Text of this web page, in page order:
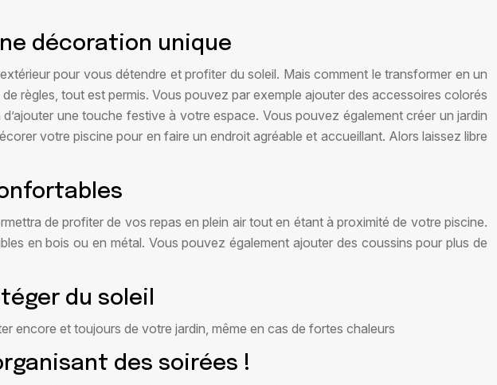
décoration unique
pour vous détendre et profiter du soleil. Mais comment le transformer en un
règles, tout est permis. Vous pouvez par exemple ajouter des accessoires colorés
une touche festive à votre espace. Vous pouvez également créer un jardin
votre piscine pour en faire un endroit agréable et accueillant. Alors laissez libre
de profiter de vos repas en plein air tout en étant à proximité de votre piscine.
en bois ou en métal. Vous pouvez également ajouter des coussins pour plus de
du soleil
encore et toujours de votre jardin, même en cas de fortes chaleurs
des soirées !